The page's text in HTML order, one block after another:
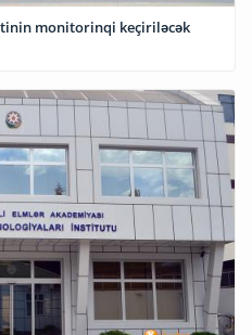
monitorinqi keçiriləcək